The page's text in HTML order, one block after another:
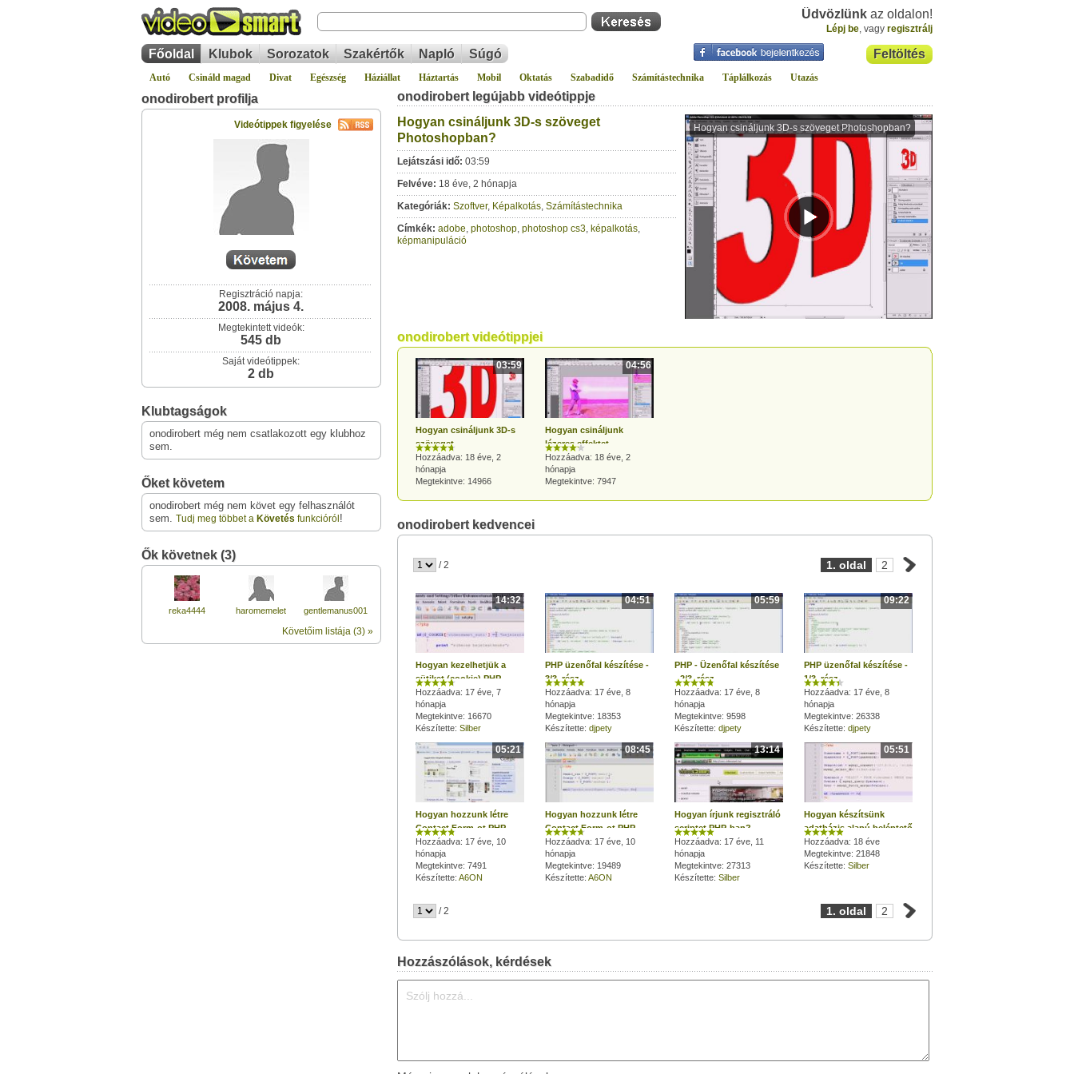
Üdvözlünk az oldalon!
Lépj be, vagy regisztrálj
Feltöltés
Főoldal Klubok Sorozatok Szakértők Napló Súgó
Autó Csináld magad Divat Egészség Háziállat Háztartás Mobil Oktatás Szabadidő Számítástechnika Táplálkozás Utazás
onodirobert profilja
Videótippek figyelése
Regisztráció napja:
2008. május 4.
Megtekintett videók:
545 db
Saját videótippek:
2 db
Klubtagságok
onodirobert még nem csatlakozott egy klubhoz
sem.
Őket követem
onodirobert még nem követ egy felhasználót
sem. Tudj meg többet a Követés funkcióról !
Ők követnek (3)
reka4444 haromemelet gentlemanus001
Követőim listája (3) »
onodirobert legújabb videótippje
Hogyan csináljunk 3D-s szöveget
Photoshopban?
Lejátszási idő: 03:59
Felvéve: 18 éve, 2 hónapja
Kategóriák: Szoftver, Képalkotás, Számítástechnika
Címkék: adobe, photoshop, photoshop cs3, képalkotás,
képmanipuláció
onodirobert videótippjei
Hogyan csináljunk 3D-s
szöveget
Photoshopban?
03:59
Hozzáadva: 18 éve, 2
hónapja
Megtekintve: 14966
Hogyan csináljunk
lézeres effektet
Photosbopban?
04:56
Hozzáadva: 18 éve, 2
hónapja
Megtekintve: 7947
onodirobert kedvencei
/ 2 1. oldal 2
Hogyan kezelhetjük a
sütiket (cookie) PHP-
ban?
14:32
Hozzáadva: 17 éve, 7
hónapja
Megtekintve: 16670
Készítette: Silber
PHP üzenőfal készítése -
3/3. rész
04:51
Hozzáadva: 17 éve, 8
hónapja
Megtekintve: 18353
Készítette: djpety
PHP - Üzenőfal készítése
- 2/3. rész
05:59
Hozzáadva: 17 éve, 8
hónapja
Megtekintve: 9598
Készítette: djpety
PHP üzenőfal készítése -
1/3. rész
09:22
Hozzáadva: 17 éve, 8
hónapja
Megtekintve: 26338
Készítette: djpety
Hogyan hozzunk létre
Contact Form-ot PHP
segítségével? 2.rész
05:21
Hozzáadva: 17 éve, 10
hónapja
Megtekintve: 7491
Készítette: A6ON
Hogyan hozzunk létre
Contact Form-ot PHP
segítségével? 1. rész
08:45
Hozzáadva: 17 éve, 10
hónapja
Megtekintve: 19489
Készítette: A6ON
Hogyan írjunk regisztráló
scriptet PHP-ban?
13:14
Hozzáadva: 17 éve, 11
hónapja
Megtekintve: 27313
Készítette: Silber
Hogyan készítsünk
adatbázis alapú beléptető
PHP-scriptet? 2. rész
05:51
Hozzáadva: 18 éve
Megtekintve: 21848
Készítette: Silber
/ 2 1. oldal 2
Hozzászólások, kérdések